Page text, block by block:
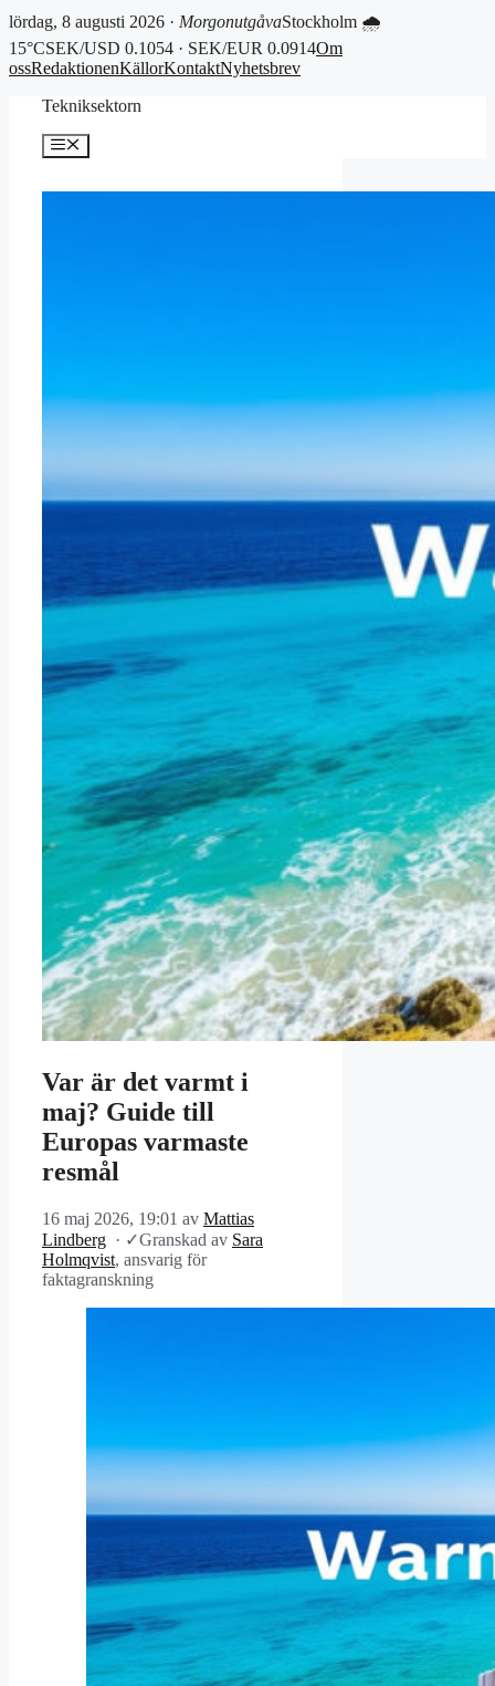
lördag, 8 augusti 2026 · MorgonutgåvaStockholm 🌧
15°CSEK/USD 0.1054 · SEK/EUR 0.0914Om
ossRedaktionenKällorKontaktNyhetsbrev
Tekniksektorn
Meny
Var är det varmt i
maj? Guide till
Europas varmaste
resmål
16 maj 2026, 19:01 av Mattias
Lindberg · ✓Granskad av Sara
Holmqvist, ansvarig för
faktagranskning